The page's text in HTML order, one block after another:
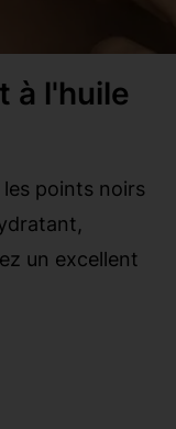
à l'huile
points noirs
un excellent